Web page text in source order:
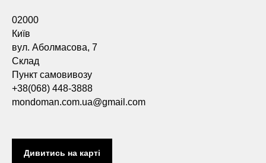
02000
Київ
вул. Аболмасова, 7
Склад
Пункт самовивозу
+38(068) 448-3888
mondoman.com.ua@gmail.com
Дивитись на карті